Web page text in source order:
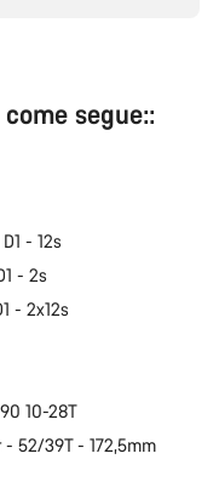
segue::
- 12s
- 2s
- 2x12s
10-28T
- 52/39T - 172,5mm